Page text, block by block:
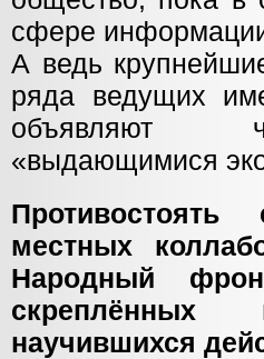
сфере информации
А ведь
ряда ведущих
объявляют
«выдающимися
местных
Народный
научившихся